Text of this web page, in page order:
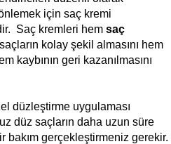
için saç kremi
Saç kremleri hem saç
kolay şekil almasını hem
kaybının geri kazanılmasını
düzleştirme uygulaması
düz saçların daha uzun süre
bakım gerçekleştirmeniz gerekir.